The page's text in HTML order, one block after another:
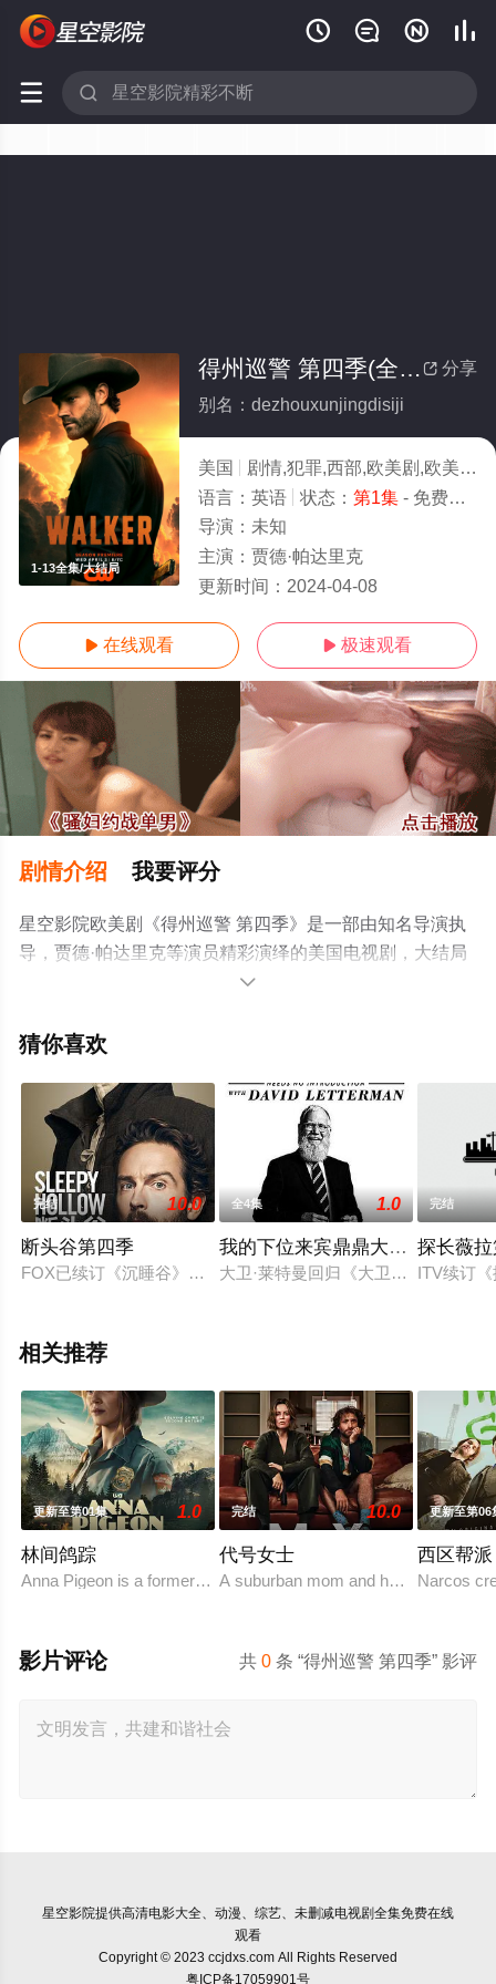
   
 
1-13全集/大结局
 分享
得州巡警 第四季(全集)
别名：dezhouxunjingdisiji
美国 剧情,犯罪,西部,欧美剧,欧美
语言： 英语 状态： 第1集- 免费在线观看
导演： 未知
主演： 贾德·帕达里克
更新时间： 2024-04-08
 在线观看  极速观看
剧情介绍 我要评分
星空影院欧美剧《得州巡警 第四季》是一部由知名导演执
导，贾德·帕达里克等演员精彩演绎的美国电视剧，大结局
剧情已揭晓（1-13全集），手机免费观看高清无删减完整
至豆瓣电视剧、电视猫或剧情网等平台了解。

猜你喜欢
完结 10.0
断头谷第四季
FOX已续订《沉睡谷》第四季。
全4集 1.0
我的下位来宾鼎鼎大名第三季
大卫·莱特曼回归《大卫·莱特曼：下
完结
探长薇
ITV续订
相关推荐
更新至第01集 1.0
林间鸽踪
Anna Pigeon is a former city slicker who became a park ran
完结 10.0
代号女士
A suburban mom and her high school
更新至第06
西区帮派
Narcos
共0 条 “得州巡警 第四季” 影评
影片评论
星空影院提供高清电影大全、动漫、综艺、未删减电视剧全集免费在线
观看
Copyright © 2023 ccjdxs.com All Rights Reserved
粤ICP备17059901号